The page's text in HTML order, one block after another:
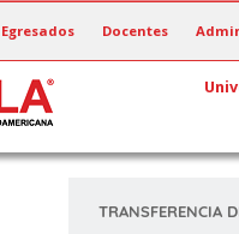
Egresados Docentes
TRANSFERENCIA